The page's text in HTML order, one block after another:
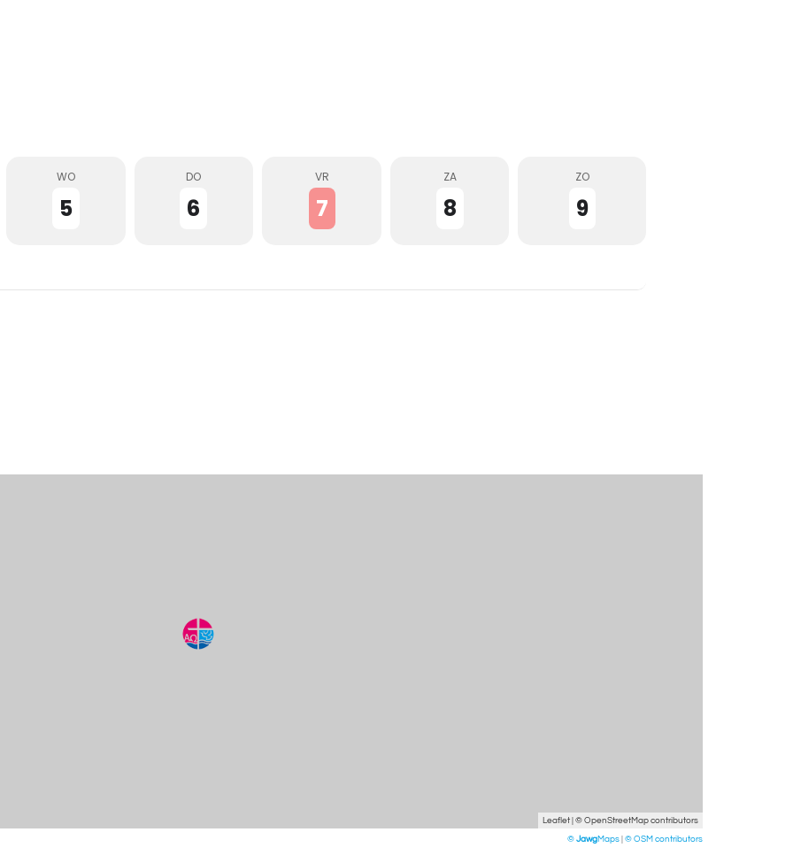
WO
5
DO
6
VR
7
ZA
8
ZO
9
Leaflet | © OpenStreetMap contributors
© JawgMaps © OSM contributors